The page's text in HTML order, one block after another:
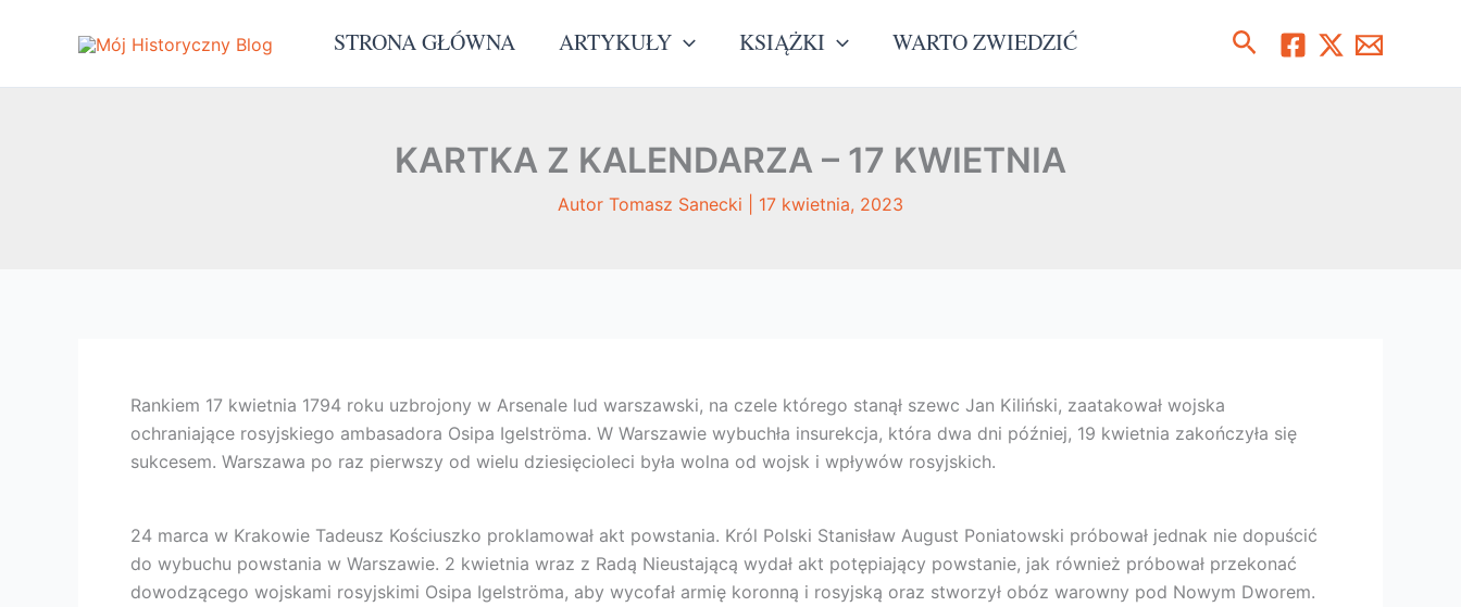
STRONA GŁÓWNA ARTYKUŁY KSIĄŻKI WARTO ZWIEDZIĆ Szukaj
KARTKA Z KALENDARZA – 17 KWIETNIA
Autor Tomasz Sanecki 17 kwietnia, 2023
Rankiem 17 kwietnia 1794 roku uzbrojony w Arsenale lud warszawski, na czele którego stanął szewc Jan Kiliński, zaatakował wojska
ochraniające rosyjskiego ambasadora Osipa Igelströma. W Warszawie wybuchła insurekcja, która dwa dni później, 19 kwietnia zakończyła się
sukcesem. Warszawa po raz pierwszy od wielu dziesięcioleci była wolna od wojsk i wpływów rosyjskich.
24 marca w Krakowie Tadeusz Kościuszko proklamował akt powstania. Król Polski Stanisław August Poniatowski próbował jednak nie dopuścić
do wybuchu powstania w Warszawie. 2 kwietnia wraz z Radą Nieustającą wydał akt potępiający powstanie, jak również próbował przekonać
dowodzącego wojskami rosyjskimi Osipa Igelströma, aby wycofał armię koronną i rosyjską oraz stworzył obóz warowny pod Nowym Dworem.